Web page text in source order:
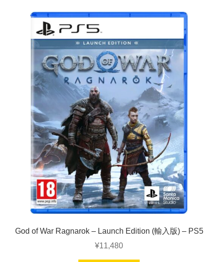
God of War Ragnarok – Launch Edition (輸入版) – PS5
¥11,480